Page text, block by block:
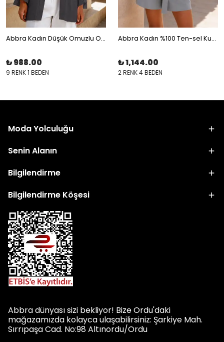
Abbra Kadın Düşük Omuzlu Oversize Modal Gömlek
₺ 988.00
9 RENK 1 BEDEN
Abbra Kadın %100 Ten-sel Kuşaklı Şort
₺ 1,144.00
2 RENK 4 BEDEN
Moda Yolculuğu
Senin Alanın
Bilgilendirme
Bilgilendirme Köşesi
Abbra dünyası sizi bekliyor! Bize Ordu'daki
mağazamızda kolayca ulaşabilirsiniz: Şarkiye Mah.
Sırrıpaşa Cad. No:98 Altınordu/Ordu